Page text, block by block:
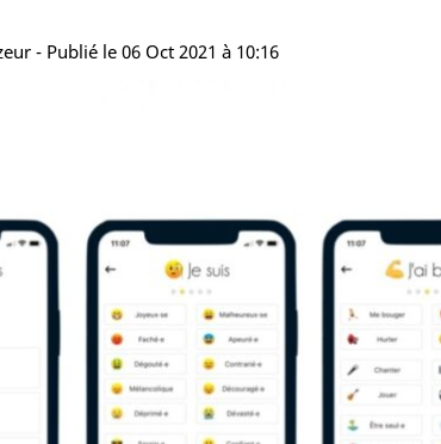
- Publié le 06 Oct 2021 à 10:16